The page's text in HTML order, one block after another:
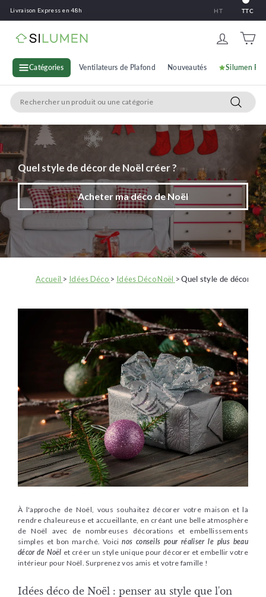
Livraison Express en 48h HT TTC
S
u
m
n
Catégories Ventilateurs de Plafond Nouveautés Silumen
Search
Acheter ma déco de Noël
Accueil > Idées Déco > Idées Déco Noël >Quel style de décor de
À l'approche de Noël, vous souhaitez décorer votre maison et la
rendre chaleureuse et accueillante, en créant une belle atmosphère
de Noël avec de nombreuses décorations et embellissements
simples et bon marché. Voicinos conseils pour réaliser le plus beau
décor de Noël et créer un style unique pour décorer et embellir votre
intérieur pour Noël. Surprenez vos amis et votre famille !
Idées déco de Noël : penser au style que l'on